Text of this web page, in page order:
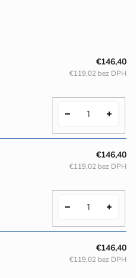
€146,40
€119,02 bez DPH
€146,40
€119,02 bez DPH
€146,40
€119,02 bez DPH